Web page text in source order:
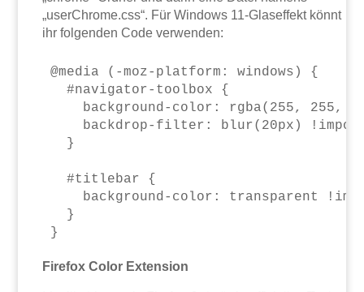
„userChrome.css“. Für Windows 11-Glaseffekt könnt
ihr folgenden Code verwenden:
@media (-moz-platform: windows) {
  #navigator-toolbox {
background-color: rgba(255, 255,
backdrop-filter: blur(20px)
  }
  #titlebar {
background-color: transparent
  }
Firefox Color Extension